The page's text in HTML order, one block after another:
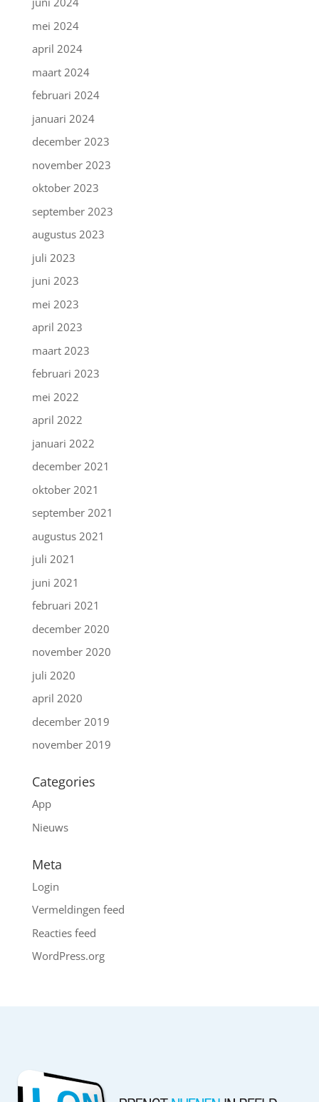
mei 2024
april 2024
maart 2024
februari 2024
januari 2024
december 2023
november 2023
oktober 2023
september 2023
augustus 2023
juli 2023
juni 2023
mei 2023
april 2023
maart 2023
februari 2023
mei 2022
april 2022
januari 2022
december 2021
oktober 2021
september 2021
augustus 2021
juli 2021
juni 2021
februari 2021
december 2020
november 2020
juli 2020
april 2020
december 2019
november 2019
Categories
App
Nieuws
Meta
Login
Vermeldingen feed
Reacties feed
WordPress.org